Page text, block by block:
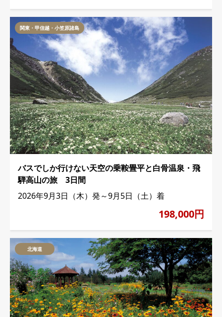
関東・甲信越・小笠原諸島
バスでしか行けない天空の乗鞍畳平と白骨温泉・飛
騨高山の旅 3日間
2026年9月3日（木）発～9月5日（土）着
198,000円
北海道